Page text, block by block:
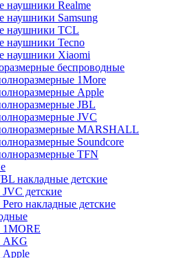
наушники Realme
наушники Samsung
наушники TCL
наушники Tecno
наушники Xiaomi
беспроводные
1More
Apple
JBL
JVC
MARSHALL
Soundcore
TFN
накладные детские
детские
накладные детские
AKG